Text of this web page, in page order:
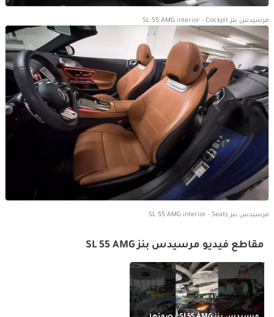
مرسيدس بنز SL 55 AMG interior - Cockpit
مرسيدس بنز SL 55 AMG interior - Seats
مقاطع فيديو مرسيدس بنز SL 55 AMG